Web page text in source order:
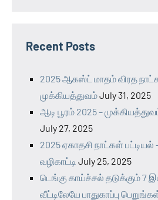
Recent Posts
2025 ஆகஸ்ட் மாதம் விரத
முக்கியத்துவம்July 31, 2025
ஆடி பூரம் 2025 –
July 27, 2025
2025 ஏகாதசி நாட்கள்
வழிகாட்டி July 25, 2025
டெங்கு காய்ச்சல் தடுக்கும் 7
வீட்டிலேயே பாதுகாப்பு